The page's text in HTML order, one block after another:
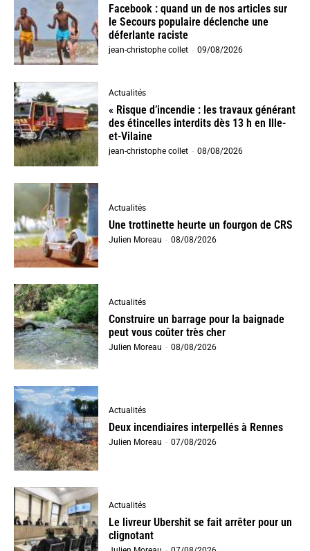
Facebook : quand un de nos articles sur
le Secours populaire déclenche une
déferlante raciste
jean-christophe collet - 09/08/2026
Actualités
« Risque d’incendie : les travaux générant
des étincelles interdits dès 13 h en Ille-
et-Vilaine
jean-christophe collet - 08/08/2026
Actualités
Une trottinette heurte un fourgon de CRS
Julien Moreau - 08/08/2026
Actualités
Construire un barrage pour la baignade
peut vous coûter très cher
Julien Moreau - 08/08/2026
Actualités
Deux incendiaires interpellés à Rennes
Julien Moreau - 07/08/2026
Actualités
Le livreur Ubershit se fait arrêter pour un
clignotant